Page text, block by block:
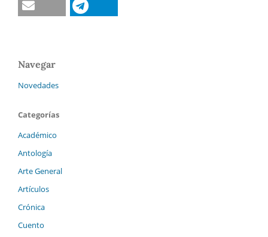
Navegar
Novedades
Categorías
Académico
Antología
Arte General
Artículos
Crónica
Cuento